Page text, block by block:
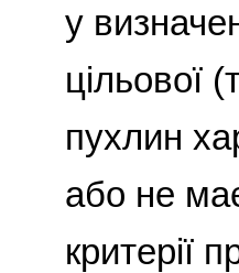
у
цільової
пухлин
або не
критерії